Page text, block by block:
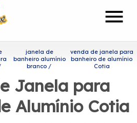
menu
janela de
banheiro alumínio
branco
venda de janela para
banheiro de alumínio
Cotia
Janela para
Alumínio Cotia